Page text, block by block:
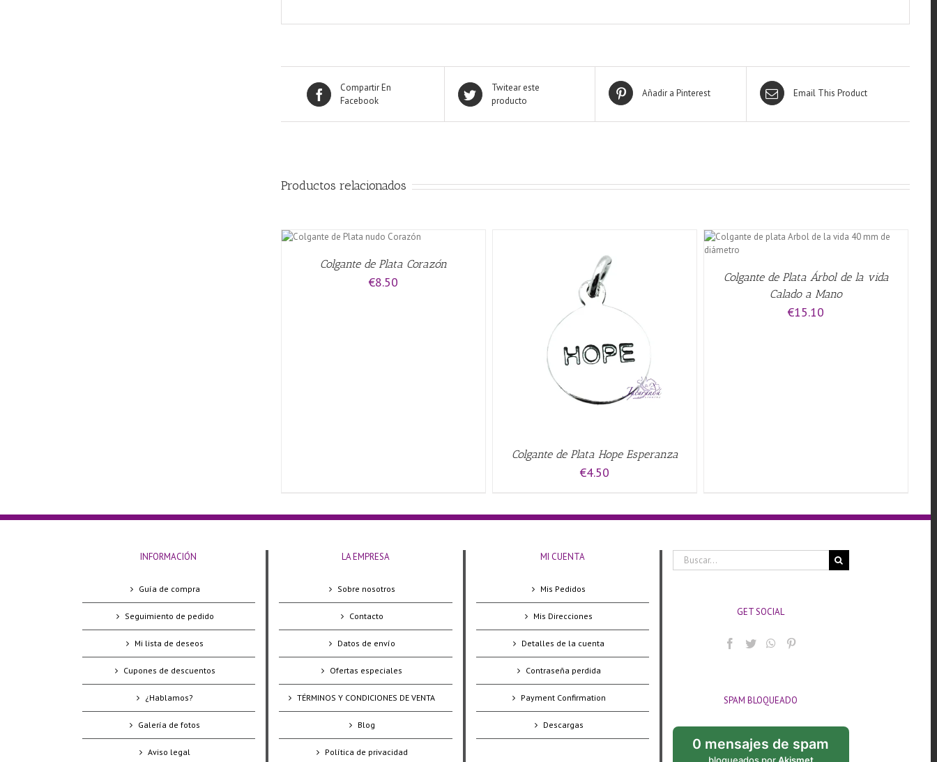
Compartir En
Facebook
Twitear este
producto
Añadir a Pinterest Email This Product
Productos relacionados
Colgante de Plata Corazón
€8.50
Colgante de Plata Hope Esperanza
€4.50
Colgante de Plata Árbol de la vida
Calado a Mano
€15.10
INFORMACIÓN
Guía de compra
Seguimiento de pedido
Mi lista de deseos
Cupones de descuentos
¿Hablamos?
Galería de fotos
Aviso legal
LA EMPRESA
Sobre nosotros
Contacto
Datos de envío
Ofertas especiales
TÉRMINOS Y CONDICIONES DE VENTA
Blog
Política de privacidad
MI CUENTA
Mis Pedidos
Mis Direcciones
Detalles de la cuenta
Contraseña perdida
Payment Confirmation
Descargas
Buscar:
GET SOCIAL
SPAM BLOQUEADO
0 mensajes de spam